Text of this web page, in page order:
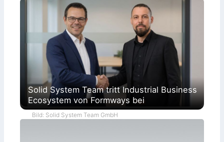
Solid System Team tritt Industrial Business
Ecosystem von Formways bei
Bild: Solid System Team GmbH